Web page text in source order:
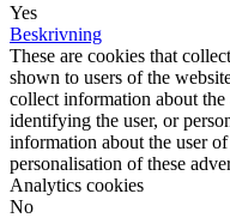
Yes
Beskrivning
These are cookies that
shown to users of the
collect information about
identifying the user, or
information about the user
personalisation of these
Analytics cookies
No